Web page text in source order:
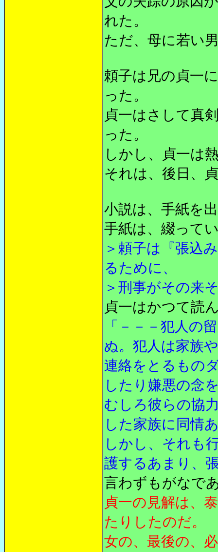
れた。
ただ、母に若い
頼子は兄の貞一
った。
貞一はさして真
った。
しかし、貞一は
それは、後日、
小説は、手紙を
手紙は、綴って
＞頼子は『張込
るために、
＞刑事がその来
貞一はかつて読
「－－－犯人の
ぬ。犯人は家族
連絡をとるもの
したり嫌悪の念
むしろ彼らの協
した家族に同情
しかし、それも
護するあまり、
言わずもがなで
貞一の見解は、
たりしたのだ。
女の、最後の、